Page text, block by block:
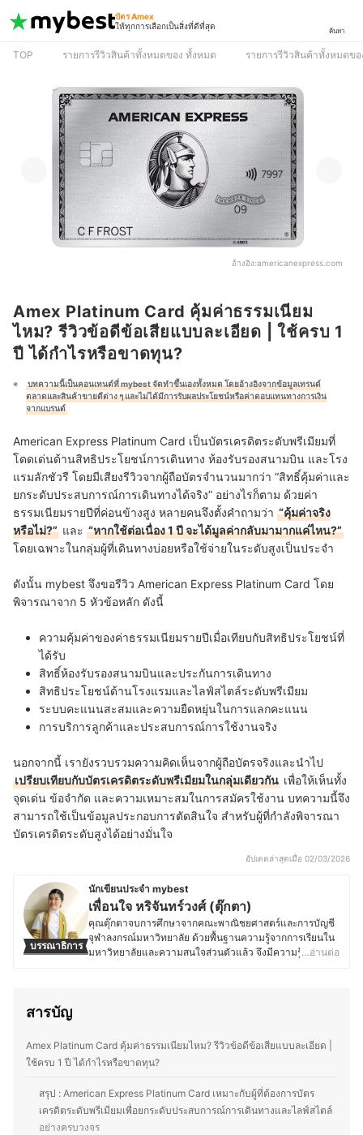
บัตร Amex
ให้ทุกการเลือกเป็นสิ่งที่ดีที่สุด
ค้นหา
TOP รายการรีวิวสินค้าทั้งหมดของ ทั้งหมด รายการรีวิวสินค้าทั้งหมดขอ
อ้างอิง:americanexpress.com
Amex Platinum Card คุ้มค่าธรรมเนียม
ไหม? รีวิวข้อดีข้อเสียแบบละเอียด | ใช้ครบ 1
ปี ได้กำไรหรือขาดทุน?
บทความนี้เป็นคอนเทนต์ที่ mybest จัดทำขึ้นเองทั้งหมด โดยอ้างอิงจากข้อมูลเทรนด์
ตลาดและสินค้าขายดีต่าง ๆ และไม่ได้มีการรับผลประโยชน์หรือค่าตอบแทนทางการเงิน
จากแบรนด์
American Express Platinum Card เป็นบัตรเครดิตระดับพรีเมียมที่
โดดเด่นด้านสิทธิประโยชน์การเดินทาง ห้องรับรองสนามบิน และโรง
แรมลักชัวรี โดยมีเสียงรีวิวจากผู้ถือบัตรจำนวนมากว่า “สิทธิ์คุ้มค่าและ
ยกระดับประสบการณ์การเดินทางได้จริง” อย่างไรก็ตาม ด้วยค่า
ธรรมเนียมรายปีที่ค่อนข้างสูง หลายคนจึงตั้งคำถามว่า “คุ้มค่าจริง
หรือไม่?” และ “หากใช้ต่อเนื่อง 1 ปี จะได้มูลค่ากลับมามากแค่ไหน?”
โดยเฉพาะในกลุ่มผู้ที่เดินทางบ่อยหรือใช้จ่ายในระดับสูงเป็นประจำ
ดังนั้น mybest จึงขอรีวิว American Express Platinum Card โดย
พิจารณาจาก 5 หัวข้อหลัก ดังนี้
ความคุ้มค่าของค่าธรรมเนียมรายปีเมื่อเทียบกับสิทธิประโยชน์ที่
ได้รับ
สิทธิ์ห้องรับรองสนามบินและประกันการเดินทาง
สิทธิประโยชน์ด้านโรงแรมและไลฟ์สไตล์ระดับพรีเมียม
ระบบคะแนนสะสมและความยืดหยุ่นในการแลกคะแนน
การบริการลูกค้าและประสบการณ์การใช้งานจริง
นอกจากนี้ เรายังรวบรวมความคิดเห็นจากผู้ถือบัตรจริงและนำไป
เปรียบเทียบกับบัตรเครดิตระดับพรีเมียมในกลุ่มเดียวกัน เพื่อให้เห็นทั้ง
จุดเด่น ข้อจำกัด และความเหมาะสมในการสมัครใช้งาน บทความนี้จึง
สามารถใช้เป็นข้อมูลประกอบการตัดสินใจ สำหรับผู้ที่กำลังพิจารณา
บัตรเครดิตระดับสูงได้อย่างมั่นใจ
อัปเดตล่าสุดเมื่อ 02/03/2026
บรรณาธิการ
นักเขียนประจำ mybest
เพื่อนใจ หริจันทร์วงศ์ (ตุ๊กตา)
คุณตุ๊กตาจบการศึกษาจากคณะพาณิชยศาสตร์และการบัญชี
จุฬาลงกรณ์มหาวิทยาลัย ด้วยพื้นฐานความรู้จากการเรียนใน
มหาวิทยาลัยและความสนใจส่วนตัวแล้ว จึงมีความรู้ความ
ยาวได้อย่างมั่นคง รวมทั้งยังมีแพลนที่จะลงคอร์สเรียนต่าง ๆ
เพื่อนำมาต่อยอดความรู้เดิมอีกด้วย ปัจจุบันคุณตุ๊กตาช่วย
งานธุรกิจส่วนตัวของครอบครัวและเป็นนักเขียนอิสระ ซึ่ง
ชอบหนังสือที่เป็น Fiction เช่น นิยายแปลจีนนิยายแปลญี่ปุ่น
และ Non-fiction ที่เป็นแนวหนังสือจิตวิทยาและ
ประวัติศาสตร์ นอกจากนี้ คุณตุ๊กตายังมีความสนใจด้าน Data
…อ่านต่อ
สารบัญ
Amex Platinum Card คุ้มค่าธรรมเนียมไหม? รีวิวข้อดีข้อเสียแบบละเอียด |
ใช้ครบ 1 ปี ได้กำไรหรือขาดทุน?
สรุป : American Express Platinum Card เหมาะกับผู้ที่ต้องการบัตร
เครดิตระดับพรีเมียมเพื่อยกระดับประสบการณ์การเดินทางและไลฟ์สไตล์
อย่างครบวงจร